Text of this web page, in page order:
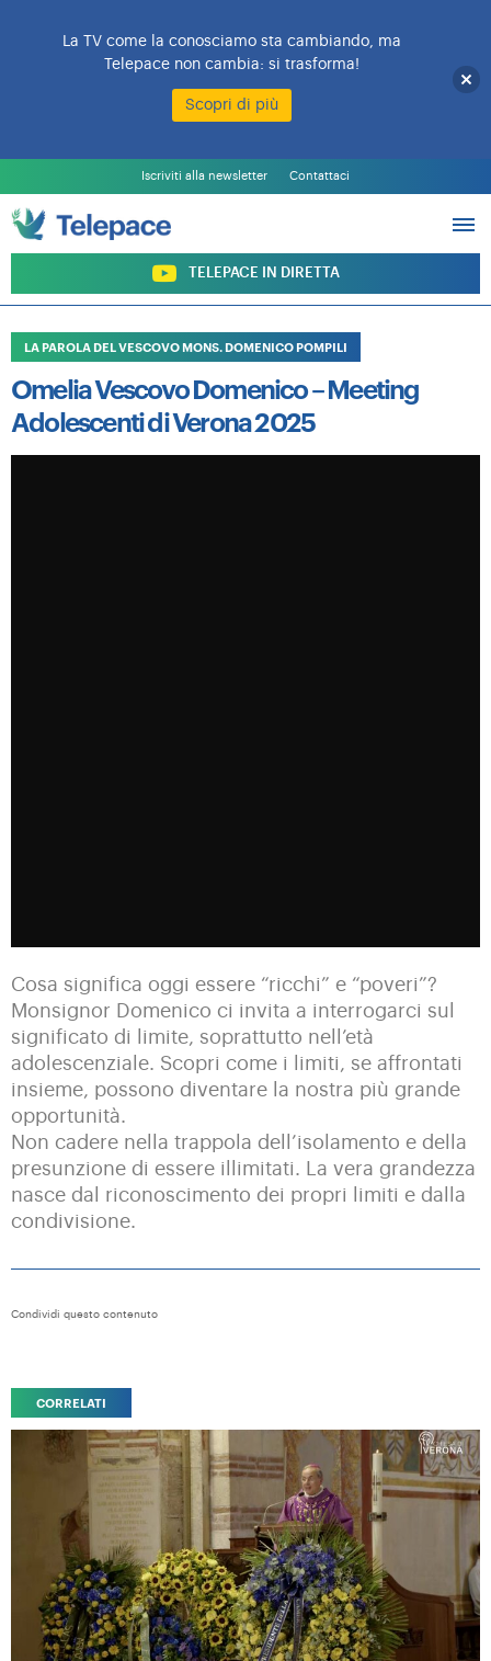
Iscriviti alla newsletter Contattaci
TELEPACE IN DIRETTA
L’EMITTENTE
PALINSESTO
PROGRAMMI
ARCHIVIO PROGRAMMI
SOSTIENI TELEPACE
LA PAROLA DEL VESCOVO MONS. DOMENICO POMPILI
Omelia Vescovo Domenico – Meeting
Adolescenti di Verona 2025
Cosa significa oggi essere “ricchi” e “poveri”?
Monsignor Domenico ci invita a interrogarci sul
significato di limite, soprattutto nell’età
adolescenziale. Scopri come i limiti, se affrontati
insieme, possono diventare la nostra più grande
opportunità.
Non cadere nella trappola dell’isolamento e della
presunzione di essere illimitati. La vera grandezza
nasce dal riconoscimento dei propri limiti e dalla
condivisione.
Condividi questo contenuto
CORRELATI
La TV come la conosciamo sta cambiando, ma
Telepace non cambia: si trasforma!
Scopri di più